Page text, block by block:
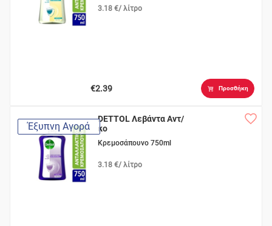
3.18 €/ λίτρο
€2.39 Προσθήκη
Έξυπνη Αγορά
DETTOL Λεβάντα Αντ/
κο
Κρεμοσάπουνο 750ml
3.18 €/ λίτρο